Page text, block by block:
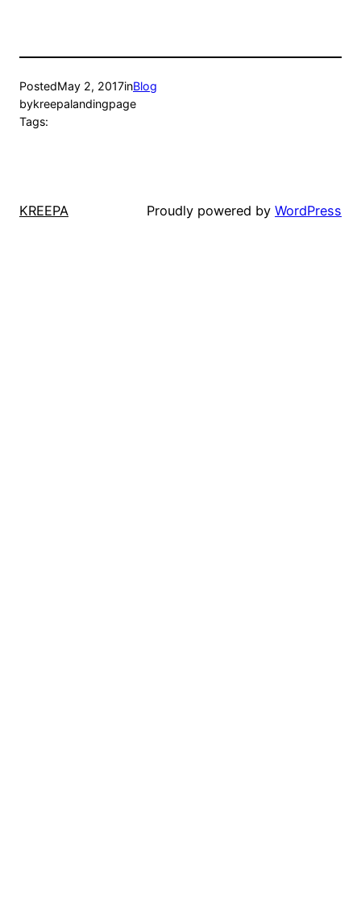
PostedMay 2, 2017inBlog
bykreepalandingpage
Tags:
KREEPA Proudly powered by WordPress